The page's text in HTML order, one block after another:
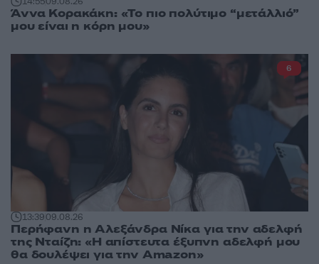
Άννα Κορακάκη: «Το πιο πολύτιμο “μετάλλιό”
μου είναι η κόρη μου»
13:3909.08.26
Περήφανη η Αλεξάνδρα Νίκα για την αδελφή
της Νταίζη: «Η απίστευτα έξυπνη αδελφή μου
θα δουλέψει για την Amazon»
6